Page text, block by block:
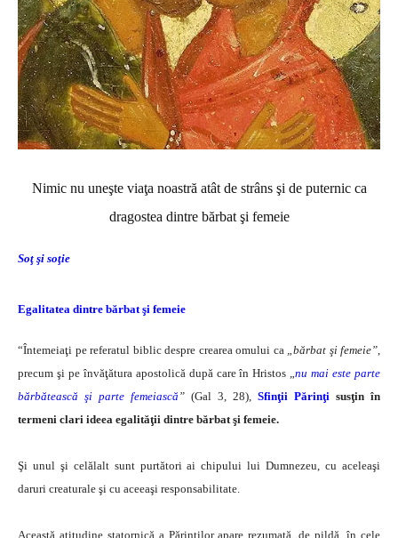
Nimic nu uneşte viaţa noastră atât de strâns şi de puternic ca
dragostea dintre bărbat şi femeie
Soţ şi soţie
Egalitatea dintre bărbat şi femeie
“Întemeiaţi pe referatul biblic despre crearea omului ca „bărbat şi femeie”
precum şi pe învăţătura apostolică după care în Hristos „nu mai este parte
bărbătească şi parte femeiască ” (Gal 3, 28), Sfinţii Părinţi susţin în
termeni clari ideea egalităţii dintre bărbat şi femeie.
Şi unul şi celălalt sunt purtători ai chipului lui Dumnezeu, cu aceleaşi
daruri creaturale şi cu aceeaşi responsabilitate.
Această atitudine statornică a Părinţilor apare rezumată, de pildă, în cele